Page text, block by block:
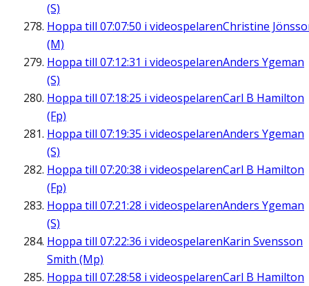
(S)
Hoppa till 07:07:50 i videospelarenChristine
(M)
Hoppa till 07:12:31 i videospelarenAnders Ygeman
(S)
Hoppa till 07:18:25 i videospelarenCarl B Hamilton
(Fp)
Hoppa till 07:19:35 i videospelarenAnders Ygeman
(S)
Hoppa till 07:20:38 i videospelarenCarl B Hamilton
(Fp)
Hoppa till 07:21:28 i videospelarenAnders Ygeman
(S)
Hoppa till 07:22:36 i videospelarenKarin Svensson
Smith (Mp)
Hoppa till 07:28:58 i videospelarenCarl B Hamilton